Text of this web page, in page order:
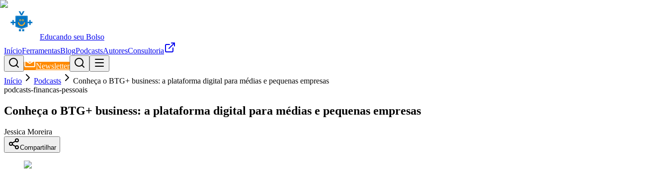
Educando seu Bolso
InícioFerramentasBlogPodcastsAutoresConsultoria
Newsletter
Início
Podcasts
Conheça o BTG+ business: a plataforma digital para médias e pequenas empresas
podcasts-financas-pessoais
Conheça o BTG+ business: a plataforma digital para médias e pequenas empresas
Jessica Moreira
Compartilhar